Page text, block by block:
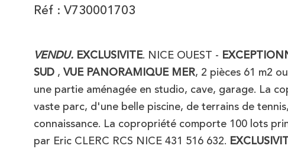
Réf : V730001703
VENDU. EXCLUSIVITE. NICE OUEST -
SUD , VUE PANORAMIQUE MER, 2 pièces 61 m2
une partie aménagée en studio, cave, garage. La
vaste parc, d'une belle piscine, de terrains de
connaissance. La copropriété comporte 100 lots
par Eric CLERC RCS NICE 431 516 632.